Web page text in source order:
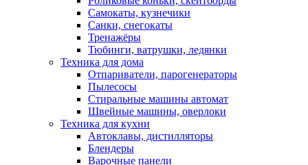
Самокаты, кузнечики
Санки, снегокаты
Тренажёры
Тюбинги, ватрушки, ледянки
Техника для дома
Отпариватели, парогенераторы
Пылесосы
Стиральные машины автомат
Швейные машины, оверлоки
Техника для кухни
Автоклавы, дистилляторы
Блендеры
Варочные панели